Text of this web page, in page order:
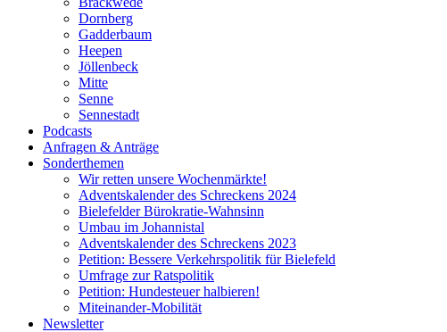
Dornberg
Gadderbaum
Heepen
Jöllenbeck
Mitte
Senne
Sennestadt
Podcasts
Anfragen & Anträge
Sonderthemen
Wir retten unsere Wochenmärkte!
Adventskalender des Schreckens 2024
Bielefelder Bürokratie-Wahnsinn
Umbau im Johannistal
Adventskalender des Schreckens 2023
Petition: Bessere Verkehrspolitik für Bielefeld​​
Umfrage zur Ratspolitik
Petition: Hundesteuer halbieren!
Miteinander-Mobilität
Newsletter